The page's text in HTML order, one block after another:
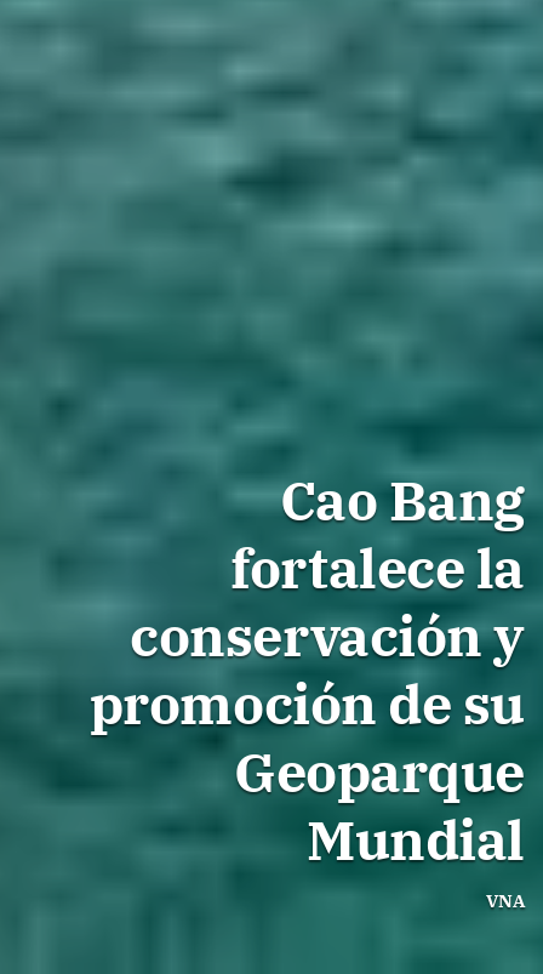
Cao Bang
fortalece la
conservación y
promoción de su
Geoparque
Mundial
VNA